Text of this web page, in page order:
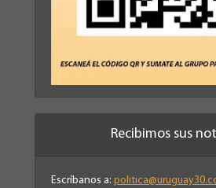
Recibimos sus
Escríbanos a: